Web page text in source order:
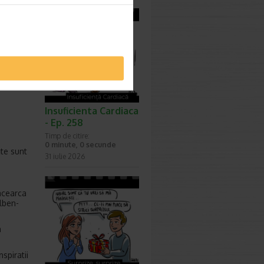
sunt
Insuficienta Cardiaca
- Ep. 258
Timp de citire:
0 minute, 0 secunde
31 iulie 2026